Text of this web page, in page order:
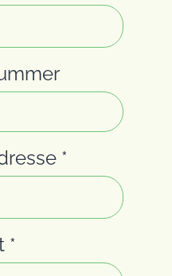
*
*